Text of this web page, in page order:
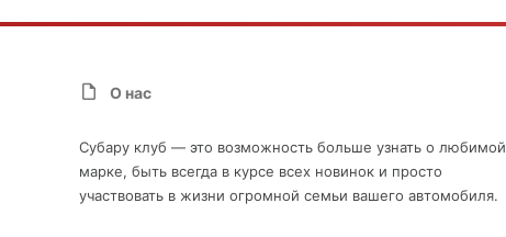
О нас
Субару клуб — это возможность больше узнать о любимой
марке, быть всегда в курсе всех новинок и просто
участвовать в жизни огромной семьи вашего автомобиля.